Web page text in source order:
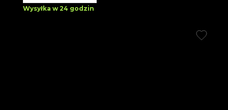
Wysyłka w 24 godzin